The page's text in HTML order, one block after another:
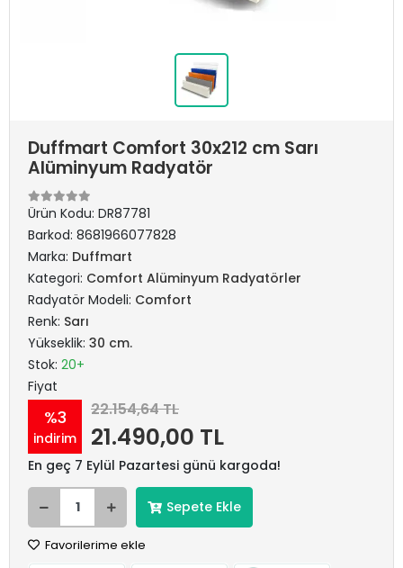
Duffmart Comfort 30x212 cm Sarı
Alüminyum Radyatör
Ürün Kodu: DR87781
Barkod: 8681966077828
Marka: Duffmart
Kategori: Comfort Alüminyum Radyatörler
Radyatör Modeli: Comfort
Renk: Sarı
Yükseklik: 30 cm.
Stok: 20+
Fiyat
%3
indirim
22.154,64 TL
21.490,00 TL
En geç 7 Eylül Pazartesi günü kargoda!
Sepete Ekle
Favorilerime ekle